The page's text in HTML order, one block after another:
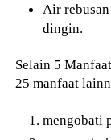
Air
dingin.
Selain 5
25 manfaat
mengobati